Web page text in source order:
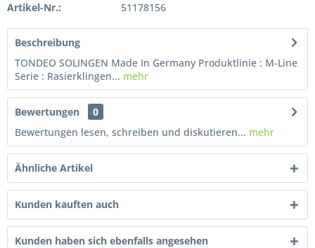
Artikel-Nr.: 51178156
Beschreibung
TONDEO SOLINGEN Made In Germany Produktlinie : M-Line
Serie : Rasierklingen... mehr
Bewertungen
0
Bewertungen lesen, schreiben und diskutieren... mehr
Ähnliche Artikel
Kunden kauften auch
Kunden haben sich ebenfalls angesehen